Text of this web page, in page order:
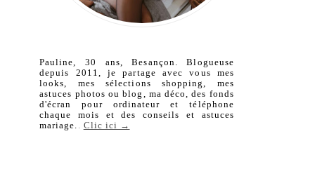
Pauline, 30 ans, Besançon. Blogueuse
depuis 2011, je partage avec vous mes
looks, mes sélections shopping, mes
astuces photos ou blog, ma déco, des fonds
d'écran pour ordinateur et téléphone
chaque mois et des conseils et astuces
mariage. . Clic ici →